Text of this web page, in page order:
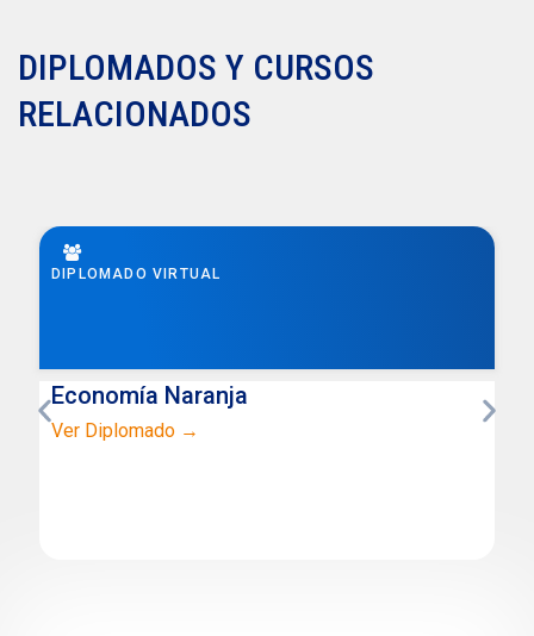
DIPLOMADOS Y CURSOS
RELACIONADOS
DIPLOMADO VIRTUAL
Economía Naranja
Ver Diplomado →